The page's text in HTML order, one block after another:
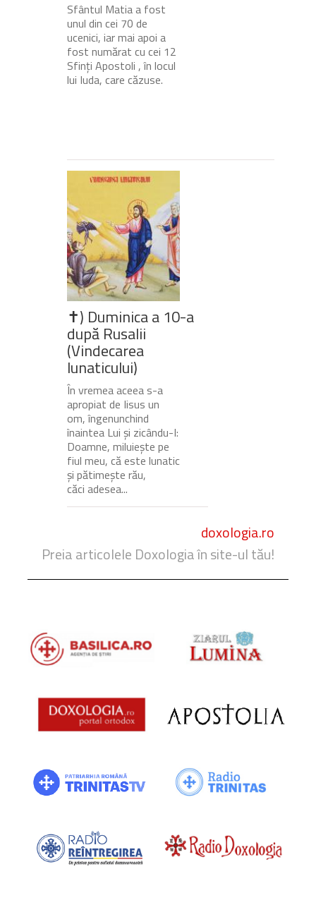
Sfântul Matia a fost
unul din cei 70 de
ucenici, iar mai apoi a
fost numărat cu cei 12
Sfinți Apostoli , în locul
lui Iuda, care căzuse.
✝) Duminica a 10-a
după Rusalii
(Vindecarea
lunaticului)
În vremea aceea s-a
apropiat de Iisus un
om, îngenunchind
înaintea Lui și zicându-I:
Doamne, miluiește pe
fiul meu, că este lunatic
și pătimește rău,
căci adesea...
doxologia.ro
Preia articolele Doxologia în site-ul tău!